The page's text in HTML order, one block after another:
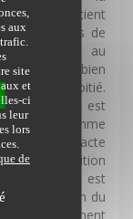
répartition tient
personnels de
au
indiqué, le bien
pour moitié.
proportions est
taxée comme
dans l'acte
d'attribution
l'un, l'autre est
d'indivision du
aux
site
et
ci
leur
lors
de